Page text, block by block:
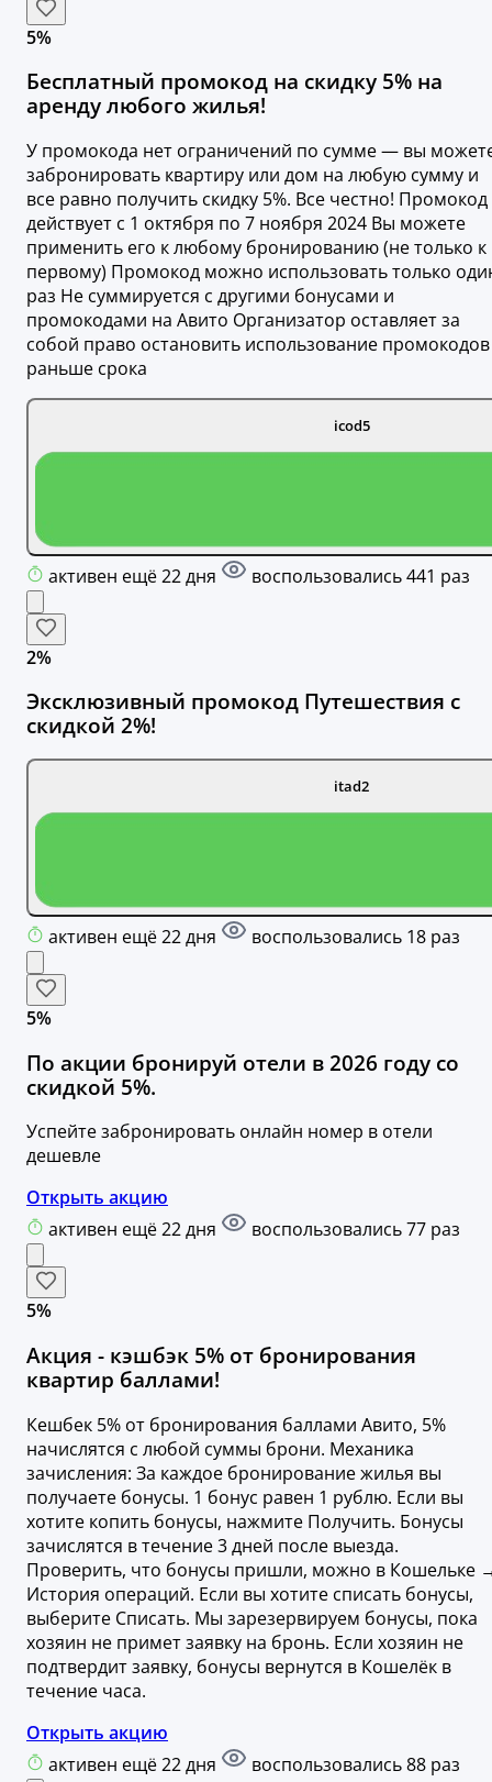
5%
Бесплатный промокод на скидку 5% на
аренду любого жилья!
У промокода нет ограничений по сумме — вы
забронировать квартиру или дом на любую сумму и
все равно получить скидку 5%. Все честно! Промокод
действует с 1 октября по 7 ноября 2024 Вы можете
применить его к любому бронированию (не только к
первому) Промокод можно использовать только
раз Не суммируется с другими бонусами и
промокодами на Авито Организатор оставляет за
собой право остановить использование промокодов
раньше срока
icod5
активен ещё 22 дня воспользовались 441 раз
2%
Эксклюзивный промокод Путешествия с
скидкой 2%!
itad2
активен ещё 22 дня воспользовались 18 раз
5%
По акции бронируй отели в 2026 году со
скидкой 5%.
Успейте забронировать онлайн номер в отели
дешевле
Открыть акцию
активен ещё 22 дня
воспользовались 77 раз
5%
Акция - кэшбэк 5% от бронирования
квартир баллами!
Кешбек 5% от бронирования баллами Авито, 5%
начислятся с любой суммы брони. Механика
зачисления: За каждое бронирование жилья вы
получаете бонусы. 1 бонус равен 1 рублю. Если вы
хотите копить бонусы, нажмите Получить. Бонусы
зачислятся в течение 3 дней после выезда.
Проверить, что бонусы пришли, можно в Кошельке
История операций. Если вы хотите списать бонусы,
выберите Списать. Мы зарезервируем бонусы, пока
хозяин не примет заявку на бронь. Если хозяин не
подтвердит заявку, бонусы вернутся в Кошелёк в
течение часа.
Открыть акцию
активен ещё 22 дня
воспользовались 88 раз